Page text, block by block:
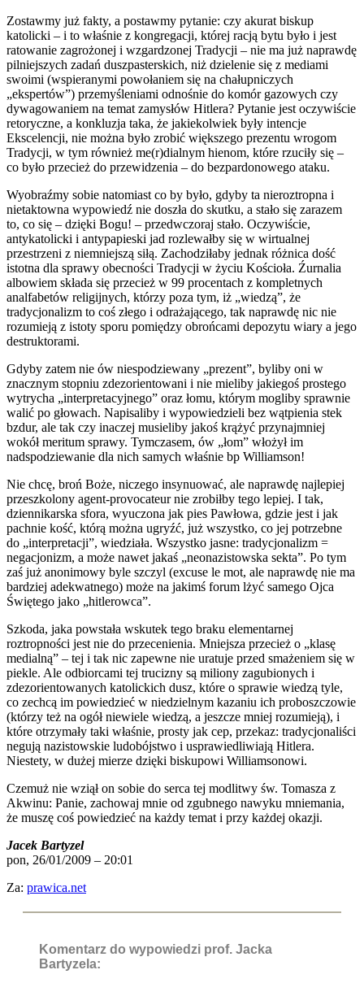
Zostawmy już fakty, a postawmy pytanie: czy akurat biskup
katolicki – i to właśnie z kongregacji, której racją bytu było i jest
ratowanie zagrożonej i wzgardzonej Tradycji – nie ma już naprawdę
pilniejszych zadań duszpasterskich, niż dzielenie się z mediami
swoimi (wspieranymi powołaniem się na chałupniczych
„ekspertów”) przemyśleniami odnośnie do komór gazowych czy
dywagowaniem na temat zamysłów Hitlera? Pytanie jest oczywiście
retoryczne, a konkluzja taka, że jakiekolwiek były intencje
Ekscelencji, nie można było zrobić większego prezentu wrogom
Tradycji, w tym również me(r)dialnym hienom, które rzuciły się –
co było przecież do przewidzenia – do bezpardonowego ataku.
Wyobraźmy sobie natomiast co by było, gdyby ta nieroztropna i
nietaktowna wypowiedź nie doszła do skutku, a stało się zarazem
to, co się – dzięki Bogu! – przedwczoraj stało. Oczywiście,
antykatolicki i antypapieski jad rozlewałby się w wirtualnej
przestrzeni z niemniejszą siłą. Zachodziłaby jednak różnica dość
istotna dla sprawy obecności Tradycji w życiu Kościoła. Źurnalia
albowiem składa się przecież w 99 procentach z kompletnych
analfabetów religijnych, którzy poza tym, iż „wiedzą”, że
tradycjonalizm to coś złego i odrażającego, tak naprawdę nic nie
rozumieją z istoty sporu pomiędzy obrońcami depozytu wiary a jego
destruktorami.
Gdyby zatem nie ów niespodziewany „prezent”, byliby oni w
znacznym stopniu zdezorientowani i nie mieliby jakiegoś prostego
wytrycha „interpretacyjnego” oraz łomu, którym mogliby sprawnie
walić po głowach. Napisaliby i wypowiedzieli bez wątpienia stek
bzdur, ale tak czy inaczej musieliby jakoś krążyć przynajmniej
wokół meritum sprawy. Tymczasem, ów „łom” włożył im
nadspodziewanie dla nich samych właśnie bp Williamson!
Nie chcę, broń Boże, niczego insynuować, ale naprawdę najlepiej
przeszkolony agent-provocateur nie zrobiłby tego lepiej. I tak,
dziennikarska sfora, wyuczona jak pies Pawłowa, gdzie jest i jak
pachnie kość, którą można ugryźć, już wszystko, co jej potrzebne
do „interpretacji”, wiedziała. Wszystko jasne: tradycjonalizm =
negacjonizm, a może nawet jakaś „neonazistowska sekta”. Po tym
zaś już anonimowy byle szczyl (excuse le mot, ale naprawdę nie ma
bardziej adekwatnego) może na jakimś forum lżyć samego Ojca
Świętego jako „hitlerowca”.
Szkoda, jaka powstała wskutek tego braku elementarnej
roztropności jest nie do przecenienia. Mniejsza przecież o „klasę
medialną” – tej i tak nic zapewne nie uratuje przed smażeniem się w
piekle. Ale odbiorcami tej trucizny są miliony zagubionych i
zdezorientowanych katolickich dusz, które o sprawie wiedzą tyle,
co zechcą im powiedzieć w niedzielnym kazaniu ich proboszczowie
(którzy też na ogół niewiele wiedzą, a jeszcze mniej rozumieją), i
które otrzymały taki właśnie, prosty jak cep, przekaz: tradycjonaliści
negują nazistowskie ludobójstwo i usprawiedliwiają Hitlera.
Niestety, w dużej mierze dzięki biskupowi Williamsonowi.
Czemuż nie wziął on sobie do serca tej modlitwy św. Tomasza z
Akwinu: Panie, zachowaj mnie od zgubnego nawyku mniemania,
że muszę coś powiedzieć na każdy temat i przy każdej okazji.
Jacek Bartyzel
pon, 26/01/2009 – 20:01
Za: prawica.net
Komentarz do wypowiedzi prof. Jacka
Bartyzela: